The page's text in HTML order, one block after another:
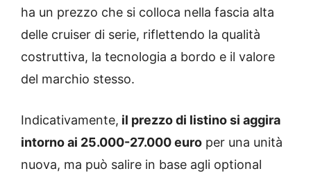
ha un prezzo che si colloca nella fascia alta
delle cruiser di serie, riflettendo la qualità
costruttiva, la tecnologia a bordo e il valore
del marchio stesso.
Indicativamente, il prezzo di listino si aggira
intorno ai 25.000-27.000 euro per una unità
nuova, ma può salire in base agli optional